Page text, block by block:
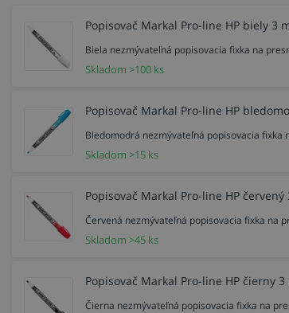
Popisovač Markal Pro-line HP biely 3
Biela nezmývateľná popisovacia fixka na
Skladom >100 ks
Popisovač Markal Pro-line HP
Bledomodrá nezmývateľná popisovacia
Skladom >15 ks
Popisovač Markal Pro-line HP červený
Červená nezmývateľná popisovacia fixka na
Skladom >45 ks
Popisovač Markal Pro-line HP čierny 3
Čierna nezmývateľná popisovacia fixka na